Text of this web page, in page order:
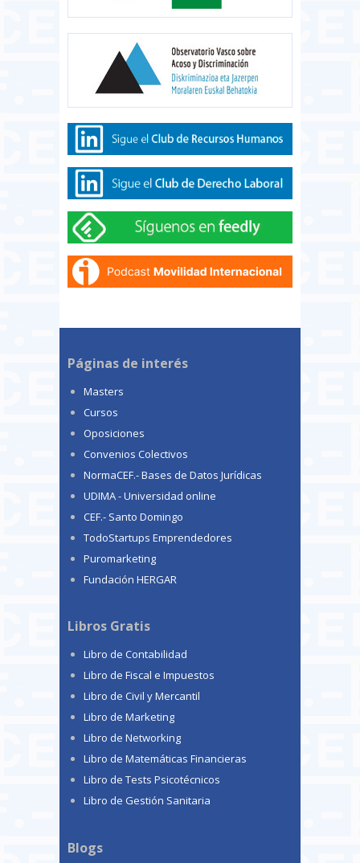
Páginas de interés
Masters
Cursos
Oposiciones
Convenios Colectivos
NormaCEF.- Bases de Datos Jurídicas
UDIMA - Universidad online
CEF.- Santo Domingo
TodoStartups Emprendedores
Puromarketing
Fundación HERGAR
Libros Gratis
Libro de Contabilidad
Libro de Fiscal e Impuestos
Libro de Civil y Mercantil
Libro de Marketing
Libro de Networking
Libro de Matemáticas Financieras
Libro de Tests Psicotécnicos
Libro de Gestión Sanitaria
Blogs